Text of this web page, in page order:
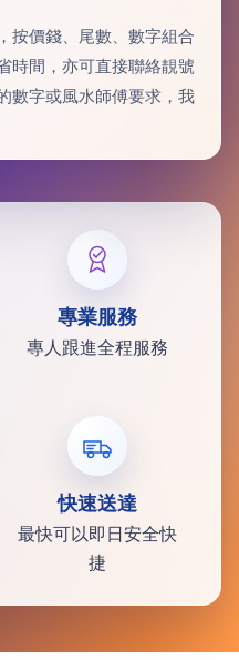
按價錢、尾數、數字組合
時間，亦可直接聯絡靚號
數字或風水師傅要求，我
專業服務
專人跟進全程服務
快速送達
最快可以即日安全快
捷